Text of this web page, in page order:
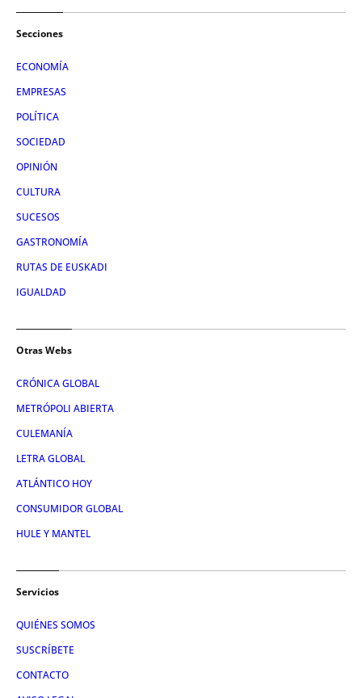
Secciones
ECONOMÍA
EMPRESAS
POLÍTICA
SOCIEDAD
OPINIÓN
CULTURA
SUCESOS
GASTRONOMÍA
RUTAS DE EUSKADI
IGUALDAD
Otras Webs
CRÓNICA GLOBAL
METRÓPOLI ABIERTA
CULEMANÍA
LETRA GLOBAL
ATLÁNTICO HOY
CONSUMIDOR GLOBAL
HULE Y MANTEL
Servicios
QUIÉNES SOMOS
SUSCRÍBETE
CONTACTO